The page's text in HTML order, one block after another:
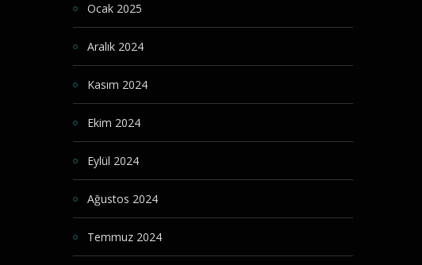
Ocak 2025
Aralık 2024
Kasım 2024
Ekim 2024
Eylül 2024
Ağustos 2024
Temmuz 2024